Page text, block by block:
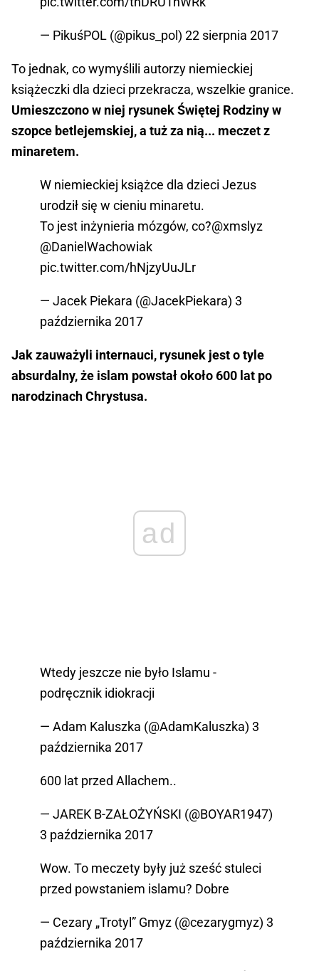
— PikuśPOL (@pikus_pol) 22 sierpnia 2017
To jednak, co wymyślili autorzy niemieckiej
książeczki dla dzieci przekracza, wszelkie granice.
Umieszczono w niej rysunek Świętej Rodziny w
szopce betlejemskiej, a tuż za nią... meczet z
minaretem.
W niemieckiej książce dla dzieci Jezus
urodził się w cieniu minaretu.
To jest inżynieria mózgów, co?@xmslyz
@DanielWachowiak
pic.twitter.com/hNjzyUuJLr
— Jacek Piekara (@JacekPiekara) 3
października 2017
Jak zauważyli internauci, rysunek jest o tyle
absurdalny, że islam powstał około 600 lat po
narodzinach Chrystusa.
ad
Wtedy jeszcze nie było Islamu -
podręcznik idiokracji
— Adam Kaluszka (@AdamKaluszka) 3
października 2017
600 lat przed Allachem..
— JAREK B-ZAŁOŻYŃSKI (@BOYAR1947)
3 października 2017
Wow. To meczety były już sześć stuleci
przed powstaniem islamu? Dobre
— Cezary „Trotyl” Gmyz (@cezarygmyz) 3
października 2017